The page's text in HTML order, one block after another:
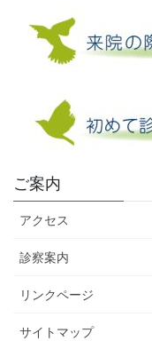
ご案内
アクセス
診察案内
リンクページ
サイトマップ